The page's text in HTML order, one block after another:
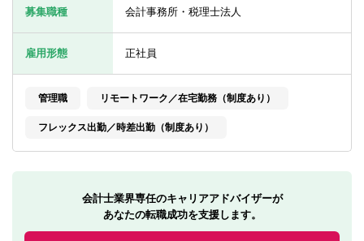
ご利用ガイド
サービス紹介
転職お役立ち情報
求人情報
募集職種 会計事務所・税理士法人
雇用形態 正社員
管理職 リモートワーク／在宅勤務（制度あり）
フレックス出勤／時差出勤（制度あり）
会計士業界専任のキャリアアドバイザーが
あなたの転職成功を支援します。